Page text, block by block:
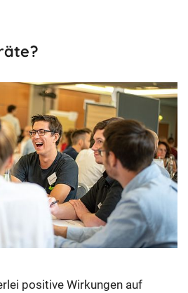
positive Wirkungen auf